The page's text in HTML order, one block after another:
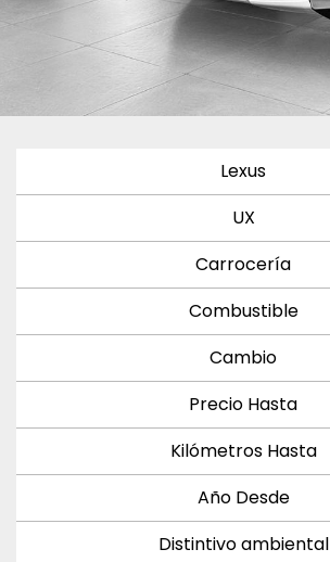
Lexus
UX
Carrocería
Combustible
Cambio
Precio Hasta
Kilómetros Hasta
Año Desde
Distintivo ambiental